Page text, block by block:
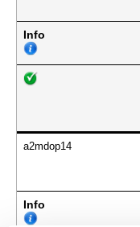
Info
a2mdop14
Info